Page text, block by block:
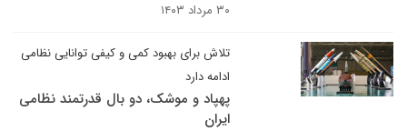
۳۰ مرداد ۱۴۰۳
تلاش برای بهبود کمی و کیفی توانایی نظامی
ادامه دارد
پهپاد و موشک، دو بال قدرتمند نظامی
ایران